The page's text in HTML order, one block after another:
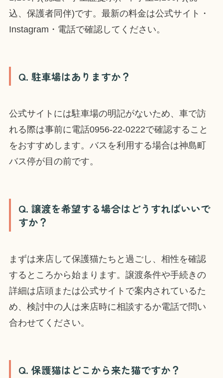
込、保護者同伴)です。最新の料金は公式サイト・
Instagram・電話で確認してください。
Q. 駐車場はありますか？
公式サイトには駐車場の明記がないため、車で訪
れる際は事前に電話0956-22-0222で確認すること
をおすすめします。バスを利用する場合は神島町
バス停が目の前です。
Q. 譲渡を希望する場合はどうすればいいで
すか？
まずは来店して保護猫たちと過ごし、相性を確認
するところから始まります。譲渡条件や手続きの
詳細は店頭または公式サイトで案内されているた
め、検討中の人は来店時に相談するか電話で問い
合わせてください。
Q. 保護猫はどこから来た猫ですか？